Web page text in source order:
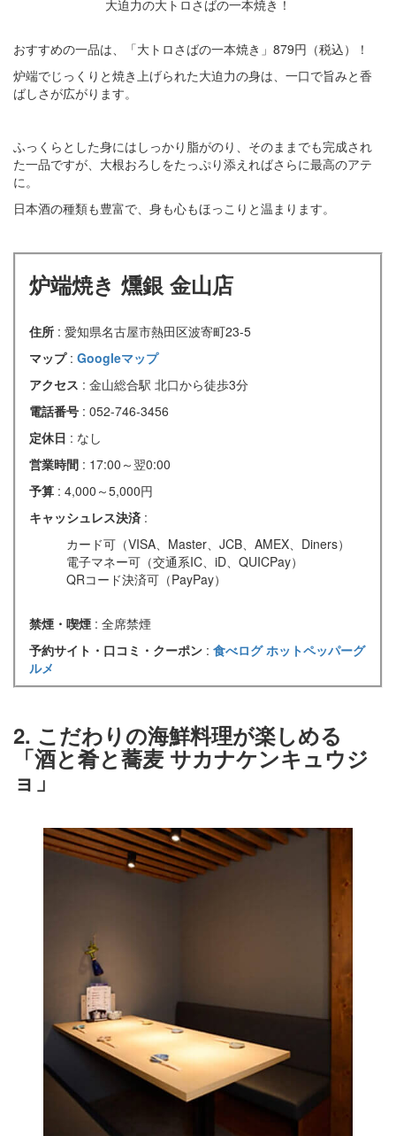
大迫力の大トロさばの一本焼き！
おすすめの一品は、「大トロさばの一本焼き」879円（税込）！
炉端でじっくりと焼き上げられた大迫力の身は、一口で旨みと香
ばしさが広がります。
ふっくらとした身にはしっかり脂がのり、そのままでも完成され
た一品ですが、大根おろしをたっぷり添えればさらに最高のアテ
に。
日本酒の種類も豊富で、身も心もほっこりと温まります。
炉端焼き 燻銀 金山店
住所 : 愛知県名古屋市熱田区波寄町23-5
マップ : Googleマップ
アクセス : 金山総合駅 北口から徒歩3分
電話番号 : 052-746-3456
定休日 : なし
営業時間 : 17:00～翌0:00
予算 : 4,000～5,000円
キャッシュレス決済 :
カード可（VISA、Master、JCB、AMEX、Diners）
電子マネー可（交通系IC、iD、QUICPay）
QRコード決済可（PayPay）
禁煙・喫煙 : 全席禁煙
予約サイト・口コミ・クーポン : 食べログホットペッパーグ
ルメ
2. こだわりの海鮮料理が楽しめる
「酒と肴と蕎麦 サカナケンキュウジ
ョ」